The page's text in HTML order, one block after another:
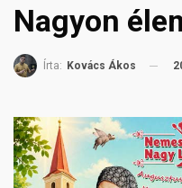
Nagyon
Írta: Kovács Ákos